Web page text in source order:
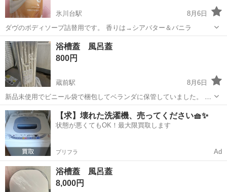
氷川台駅
8月6日
ダヴのボディソープ詰替用です。 香りは→シアバター＆バニラ
東京 練馬区 氷川台駅 家庭用品
浴槽蓋 風呂蓋
800円
蔵前駅
8月6日
新品未使用でビニール袋で梱包してベランダに保管していました。 お
渡しは蔵前、または台東区内でしたら車でお持ちします。
東京 台東区 蔵前駅 家庭用品 浴槽
【求】壊れた洗濯機、売ってください🧺✨
状態が悪くてもOK！最大限買取します
プリフラ Ad
浴槽蓋 風呂蓋
8,000円